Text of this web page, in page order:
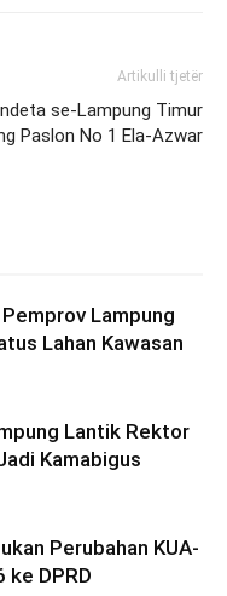
Artikulli tjetër
se-Lampung Timur
Paslon No 1 Ela-Azwar
Lampung
Lahan Kawasan
Lantik Rektor
Kamabigus
Perubahan KUA-
ke DPRD